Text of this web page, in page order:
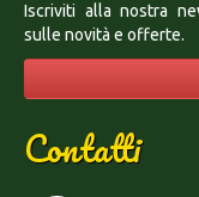
Iscriviti alla nostra
sulle novità e offerte.
Contatti